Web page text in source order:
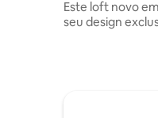
Este loft novo
seu design
paleta de cores
suaves que